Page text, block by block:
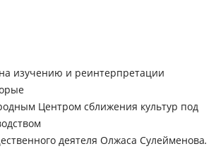
изучению и реинтерпретации
Центром сближения культур под
деятеля Олжаса Сулейменова.